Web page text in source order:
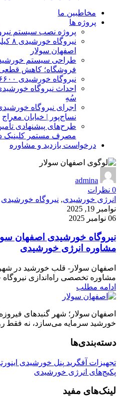
مخاطبین ما
پروژه ها
پروژه نصب سیستم نیروگاه
اصفهان سولار
فروشگاه؛ کاهش قطعی
نیروگاه خورشیدی ۶۶۰۰ وات | اصفهان سولار
سُهِ
اجرای نیروگاه
نساج‌پور | خیابان معراج
طرح‌های پیشنهادی
مصرف مستمر کلینیک
درخواست بازدید و مشاوره
admina
0 نظرات
انرژی خورشیدی, نیروگاه خورشیدی
نوامبر 19, 2025
06 نوامبر 2025
نیروگاه خورشیدی اصفهان
مشاوره انرژی خورشیدی
اصفهان سولار- قلب خورشید در
مشاوره تخصصی راه‌اندازی
ادامه مطلب
اصفهان سولار؛ شهر گنبدهای
خورشید سرمایه می‌سازد، نه فقط
دسته‌بندی‌ها
تجهیزات آفگرید پنل خورشیدی
پکیج‌های انرژی خورشیدی
لینک‌های مفید